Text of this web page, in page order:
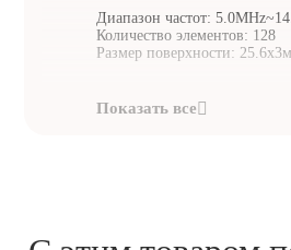
Диапазон частот:
Количество элементов: 128
Размер поверхности: